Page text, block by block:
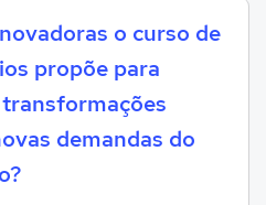
o curso de
propõe para
demandas do